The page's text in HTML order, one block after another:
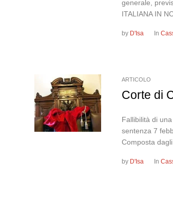
generale,
ITALIANA IN
by D'Isa In
ARTICOLO
Corte di
Fallibilità di
sentenza 7
Composta
by D'Isa In